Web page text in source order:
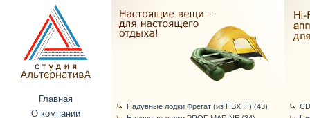
Главная
О компании
Надувные лодки Фрегат (из ПВХ !!!) (43)